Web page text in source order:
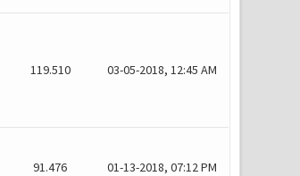
119.510 03-05-2018, 12:45 AM
91.476 01-13-2018, 07:12 PM